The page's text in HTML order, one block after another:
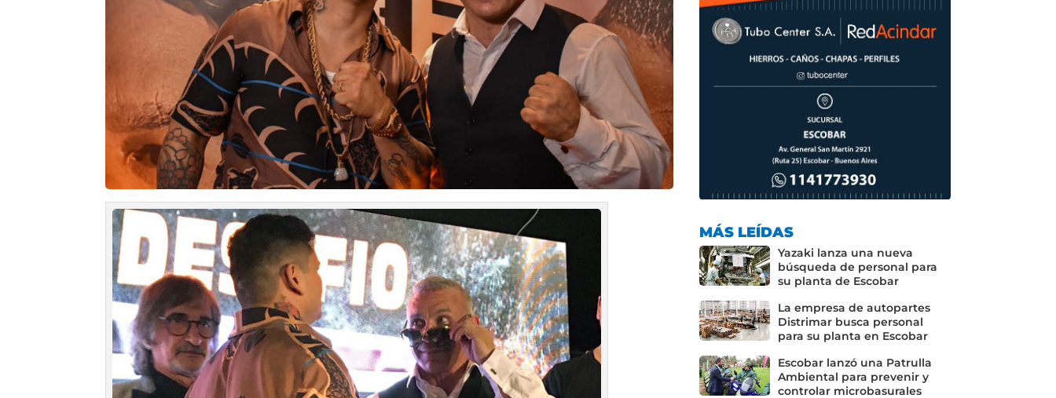
MÁS LEÍDAS
Yazaki lanza una nueva
búsqueda de personal para
su planta de Escobar
La empresa de autopartes
Distrimar busca personal
para su planta en Escobar
Escobar lanzó una Patrulla
Ambiental para prevenir y
controlar microbasurales